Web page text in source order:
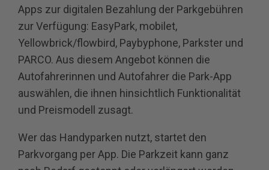
Apps zur digitalen Bezahlung der Parkgebühren
zur Verfügung: EasyPark, mobilet,
Yellowbrick/flowbird, Paybyphone, Parkster und
PARCO. Aus diesem Angebot können die
Autofahrerinnen und Autofahrer die Park‐App
auswählen, die ihnen hinsichtlich Funktionalität
und Preismodell zusagt.
Wer das Handyparken nutzt, startet den
Parkvorgang per App. Die Parkzeit kann ganz